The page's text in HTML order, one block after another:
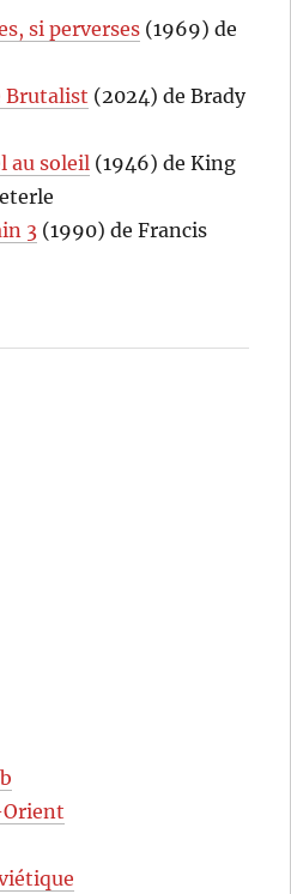
si perverses (1969) de
Brutalist (2024) de Brady
au soleil (1946) de King
3 (1990) de Francis